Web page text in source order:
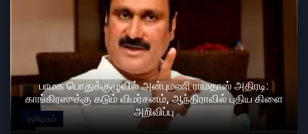
தமிழகம்
பாமக பொதுக்குழுவில் அன்புமணி ராமதாஸ் அதிரடி:
காங்கிரஸுக்கு கடும் விமர்சனம், ஆந்திராவில் புதிய கிளை
அறிவிப்பு